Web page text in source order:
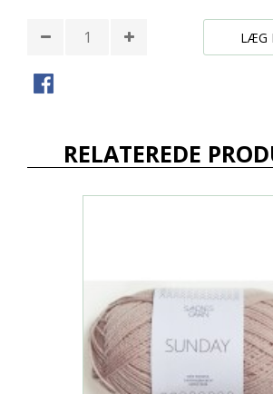
LÆG
RELATEREDE